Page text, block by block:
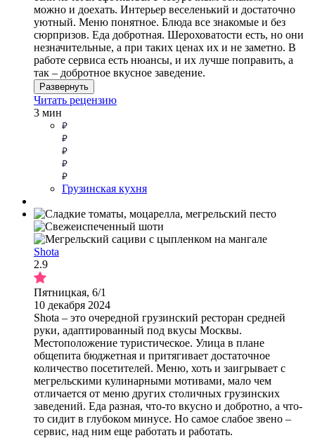
можно и доехать. Интерьер веселенький и достаточно
уютный. Меню понятное. Блюда все знакомые и без
сюрпризов. Еда добротная. Шероховатости есть, но они
незначительные, а при таких ценах их и не заметно. В
работе сервиса есть нюансы, и их лучше поправить, а
так – добротное вкусное заведение.
Развернуть
Читать рецензию
3 мин
Грузинская кухня
Shota
2.9
Пятницкая, 6/1
10 декабря 2024
Shota – это очередной грузинский ресторан средней
руки, адаптированный под вкусы Москвы.
Местоположение туристическое. Улица в плане
общепита бюджетная и притягивает достаточное
количество посетителей. Меню, хоть и заигрывает с
мегрельскими кулинарными мотивами, мало чем
отличается от меню других столичных грузинских
заведений. Еда разная, что-то вкусно и добротно, а что-
то сидит в глубоком минусе. Но самое слабое звено –
сервис, над ним еще работать и работать.